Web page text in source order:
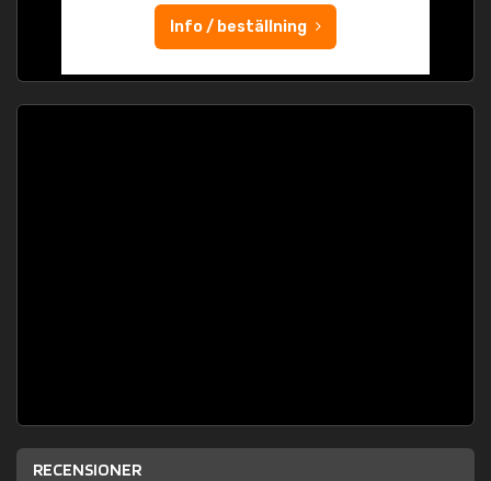
Info / beställning
RECENSIONER